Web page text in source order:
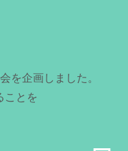
を企画しました。
ことを